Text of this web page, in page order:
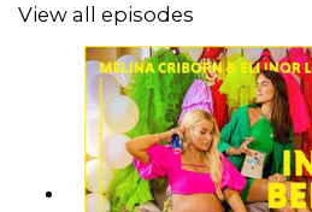
View all episodes